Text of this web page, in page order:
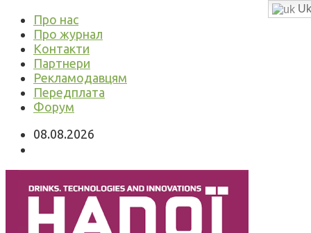
Про нас
Про журнал
Контакти
Партнери
Рекламодавцям
Передплата
Форум
08.08.2026